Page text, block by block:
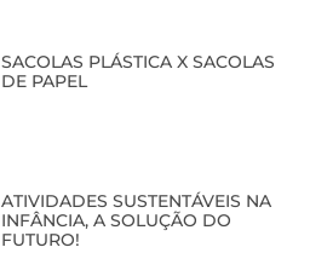
SACOLAS PLÁSTICA X SACOLAS
DE PAPEL
ATIVIDADES SUSTENTÁVEIS NA
INFÂNCIA, A SOLUÇÃO DO
FUTURO!